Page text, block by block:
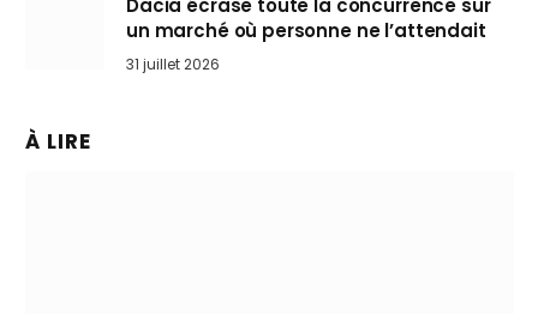
Dacia écrase toute la concurrence sur
un marché où personne ne l’attendait
31 juillet 2026
À LIRE